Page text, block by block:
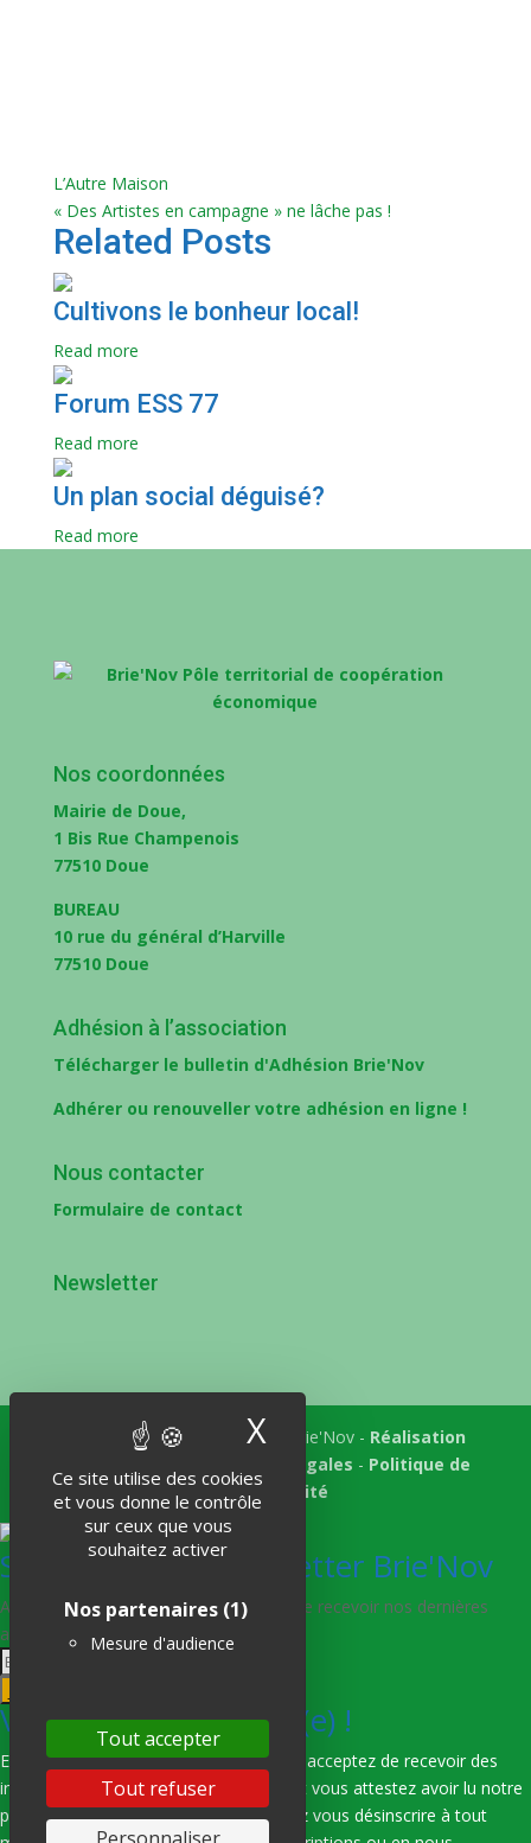
Ce site utilise des cookies
et vous donne le contrôle
sur ceux que vous
souhaitez activer
Nos partenaires (1)
Mesure d'audience
Tout accepter
Tout refuser
X Masquer le
L’Autre Maison
« Des Artistes en campagne » ne lâche pas !
Related Posts
Cultivons le bonheur local!
Read more
Forum ESS 77
Read more
Un plan social déguisé?
Read more
Nos coordonnées
Mairie de Doue,
1 Bis Rue Champenois
77510 Doue
BUREAU
10 rue du général d’Harville
77510 Doue
Adhésion à l’association
Télécharger le bulletin d'Adhésion Brie'Nov
Adhérer ou renouveller votre adhésion en ligne !
Nous contacter
Formulaire de contact
Newsletter
Tous droits réservés © 2018 Brie'Nov - Réalisation
Mentions légales - Politique de
confidentialité
S'abonner à la Newsletter Brie'Nov
Abonnez-vous à notre newsletter afin de recevoir nos dernières
actualités.
Vous êtes bien inscrit(e) !
En indiquant votre adresse e-mail, vous acceptez de recevoir des
informations de notre part via e-mail, et vous attestez avoir lu notre
politique de confidentialité. Vous pouvez vous désinscrire à tout